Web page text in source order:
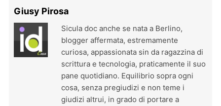
Giusy Pirosa
Sicula doc anche se nata a Berlino,
blogger affermata, estremamente
curiosa, appassionata sin da ragazzina di
scrittura e tecnologia, praticamente il suo
pane quotidiano. Equilibrio sopra ogni
cosa, senza pregiudizi e non teme i
giudizi altrui, in grado di portare a